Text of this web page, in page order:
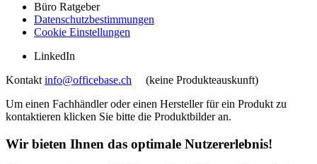
Büro Ratgeber
Datenschutzbestimmungen
Cookie Einstellungen
LinkedIn
Kontakt info@officebase.ch
(keine Produkteauskunft)
Um einen Fachhändler oder einen Hersteller für ein Produkt zu
kontaktieren klicken Sie bitte die Produktbilder an.
Wir bieten Ihnen das optimale Nutzererlebnis!